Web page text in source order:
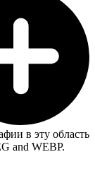
в эту область
and WEBP.